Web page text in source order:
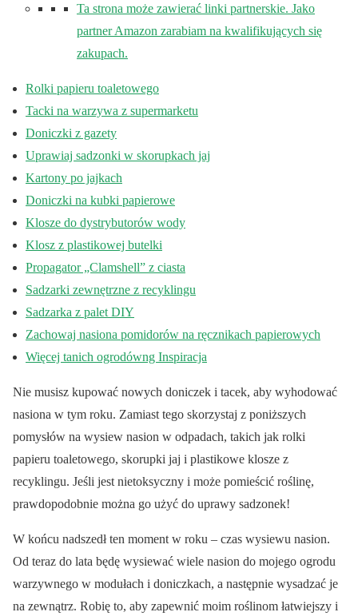
Ta strona może zawierać linki partnerskie. Jako
partner Amazon zarabiam na kwalifikujących się
zakupach.
Rolki papieru toaletowego
Tacki na warzywa z supermarketu
Doniczki z gazety
Uprawiaj sadzonki w skorupkach jaj
Kartony po jajkach
Doniczki na kubki papierowe
Klosze do dystrybutorów wody
Klosz z plastikowej butelki
Propagator „Clamshell” z ciasta
Sadzarki zewnętrzne z recyklingu
Sadzarka z palet DIY
Zachowaj nasiona pomidorów na ręcznikach papierowych
Więcej tanich ogrodówng Inspiracja
Nie musisz kupować nowych doniczek i tacek, aby wyhodować
nasiona w tym roku. Zamiast tego skorzystaj z poniższych
pomysłów na wysiew nasion w odpadach, takich jak rolki
papieru toaletowego, skorupki jaj i plastikowe klosze z
recyklingu. Jeśli jest nietoksyczny i może pomieścić roślinę,
prawdopodobnie można go użyć do uprawy sadzonek!
W końcu nadszedł ten moment w roku – czas wysiewu nasion.
Od teraz do lata będę wysiewać wiele nasion do mojego ogrodu
warzywnego w modułach i doniczkach, a następnie wysadzać je
na zewnątrz. Robię to, aby zapewnić moim roślinom łatwiejszy i